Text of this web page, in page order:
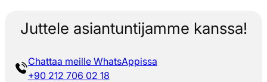
Juttele asiantuntijamme kanssa!
Chattaa meille WhatsAppissa
+90 212 706 02 18